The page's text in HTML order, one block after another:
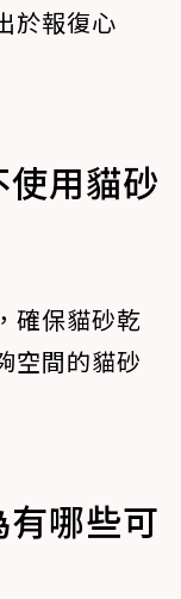
於報復心
用貓砂
確保貓砂乾
空間的貓砂
哪些可